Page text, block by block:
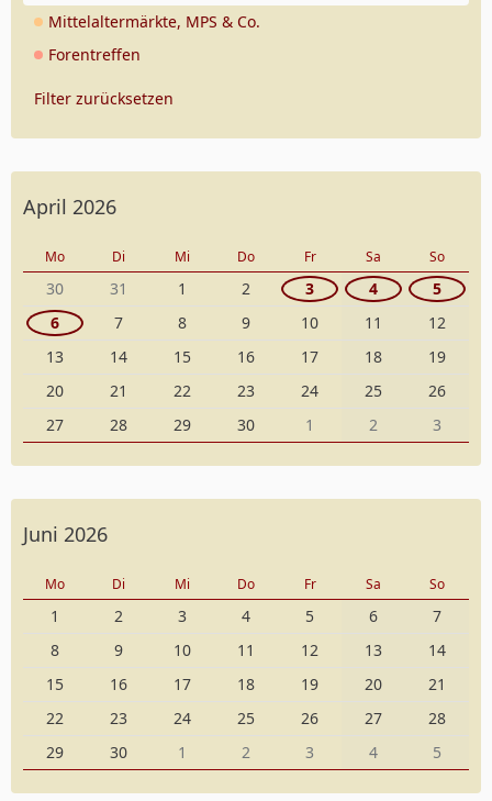
Mittelaltermärkte, MPS & Co.
Forentreffen
Filter zurücksetzen
April 2026
Mo Di Mi Do Fr Sa So
30 31 1 2 3 4
5
6
7 8 9 10 11
12
13
14 15 16 17 18
19
20
21 22 23 24 25
26
27
28 29 30 1 2 3
Juni 2026
Mo Di Mi Do Fr Sa So
1 2 3 4 5 6
7
8
9 10 11 12 13
14
15
16 17 18 19 20
21
22
23 24 25 26 27
28
29
30 1 2 3 4 5